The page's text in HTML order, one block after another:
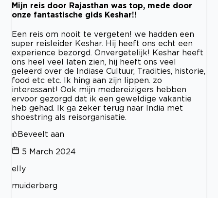
Mijn reis door Rajasthan was top, mede door
onze fantastische gids Keshar!!
Een reis om nooit te vergeten! we hadden een
super reisleider Keshar. Hij heeft ons echt een
experience bezorgd. Onvergetelijk! Keshar heeft
ons heel veel laten zien, hij heeft ons veel
geleerd over de Indiase Cultuur, Tradities, historie,
food etc etc. Ik hing aan zijn lippen. zo
interessant! Ook mijn medereizigers hebben
ervoor gezorgd dat ik een geweldige vakantie
heb gehad. Ik ga zeker terug naar India met
shoestring als reisorganisatie.
Beveelt aan
5 March 2024
elly
muiderberg